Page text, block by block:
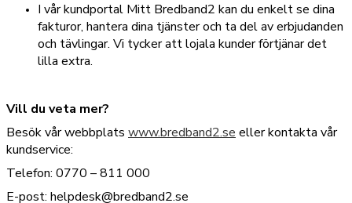
I vår kundportal Mitt Bredband2 kan du enkelt se dina
fakturor, hantera dina tjänster och ta del av erbjudanden
och tävlingar. Vi tycker att lojala kunder förtjänar det
lilla extra.
Vill du veta mer?
Besök vår webbplats www.bredband2.se eller kontakta vår
kundservice:
Telefon: 0770 – 811 000
E-post: helpdesk@bredband2.se